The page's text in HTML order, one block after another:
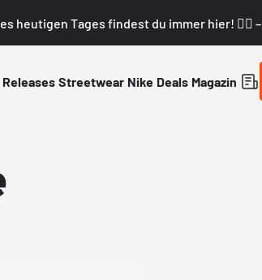
heutigen Tages findest du immer hier! 👇🏼 –
Releases Streetwear Nike Deals Magazin